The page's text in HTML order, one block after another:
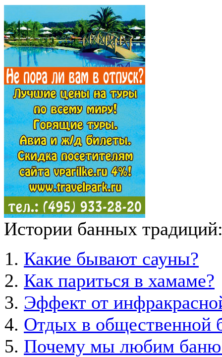
Истории банных
Какие бывают сауны?
Как париться в хамаме?
Эффект от
Отдых в общественной
Почему мы любим